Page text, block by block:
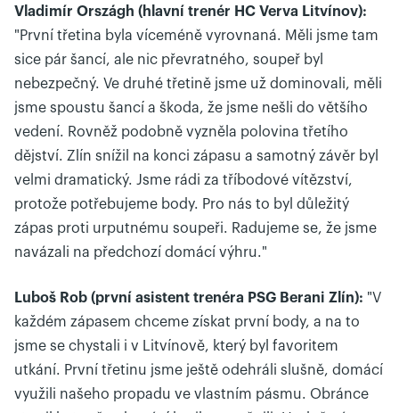
Vladimír Országh (hlavní trenér HC Verva Litvínov):
"První třetina byla víceméně vyrovnaná. Měli jsme tam
sice pár šancí, ale nic převratného, soupeř byl
nebezpečný. Ve druhé třetině jsme už dominovali, měli
jsme spoustu šancí a škoda, že jsme nešli do většího
vedení. Rovněž podobně vyzněla polovina třetího
dějství. Zlín snížil na konci zápasu a samotný závěr byl
velmi dramatický. Jsme rádi za tříbodové vítězství,
protože potřebujeme body. Pro nás to byl důležitý
zápas proti urputnému soupeři. Radujeme se, že jsme
navázali na předchozí domácí výhru."
Luboš Rob (první asistent trenéra PSG Berani Zlín): "V
každém zápasem chceme získat první body, a na to
jsme se chystali i v Litvínově, který byl favoritem
utkání. První třetinu jsme ještě odehráli slušně, domácí
využili našeho propadu ve vlastním pásmu. Obránce